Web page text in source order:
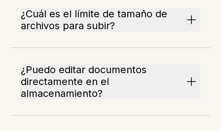
¿Cuál es el límite de tamaño de
archivos para subir?
¿Puedo editar documentos
directamente en el
almacenamiento?